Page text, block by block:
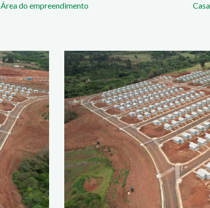
Área do empreendimento